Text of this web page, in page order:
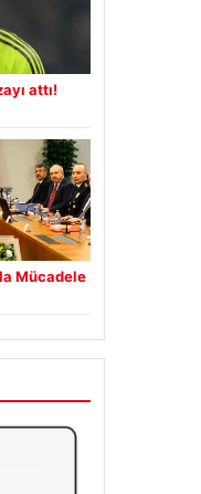
attı!
Mücadele